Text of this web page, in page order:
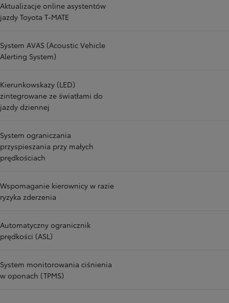
Aktualizacje online asystentów
jazdy Toyota T-MATE
System AVAS (Acoustic Vehicle
Alerting System)
Kierunkowskazy (LED)
zintegrowane ze światłami do
jazdy dziennej
System ograniczania
przyspieszania przy małych
prędkościach
Wspomaganie kierownicy w razie
ryzyka zderzenia
Automatyczny ogranicznik
prędkości (ASL)
System monitorowania ciśnienia
w oponach (TPMS)